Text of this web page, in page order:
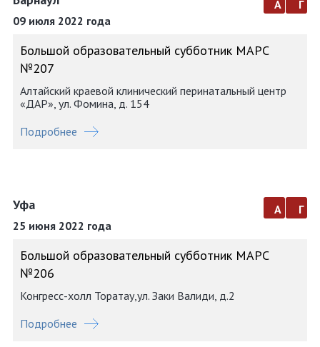
09 июля 2022 года
а г
Большой образовательный субботник МАРС
№207
Алтайский краевой клинический перинатальный центр
«ДАР», ул. Фомина, д. 154
Подробнее
Уфа
25 июня 2022 года
а г
Большой образовательный субботник МАРС
№206
Конгресс-холл Торатау,ул. Заки Валиди, д.2
Подробнее